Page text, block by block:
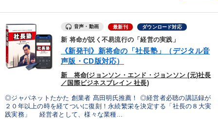
音声・動画 最新刊 ダウンロード対応
新 将命が説く不易流行の「経営の実践」
《新発刊》新将命の「社長塾」（デジタル音
声版・CD版対応）
新 将命(ジョンソン・エンド・ジョンソン (元)社長
／国際ビジネスブレイン 社長)
◎ジャパネットたかた 創業者 髙田明氏推薦！ ◎経営者必聴の講話録が
２０年以上の時を経てついに復刻！永続繁栄を決定する「社長の８大実
践実務」 経営者として、様々な業種...